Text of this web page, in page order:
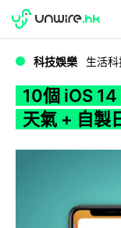
WWDC 2026
科技娛樂 生活科
10個 iOS
天氣 + 自製